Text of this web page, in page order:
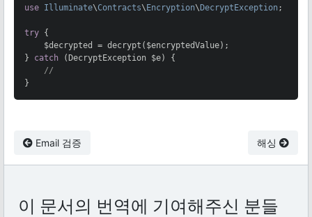
use Illuminate\Contracts\Encryption\DecryptException ;
try {
    $decrypted = decrypt($encryptedValue);
} catch (DecryptException $e) {
//
}
Email 검증 해싱
이 문서의 번역에 기여해주신 분들